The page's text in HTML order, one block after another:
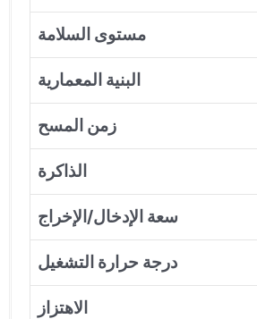
مستوى السلامة
البنية المعمارية
زمن المسح
الذاكرة
سعة الإدخال/الإخراج
درجة حرارة التشغيل
الاهتزاز